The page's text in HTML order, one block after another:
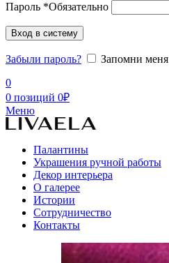
Пароль *Обязательно
Вход в систему
Забыли пароль?
Запомни меня
0
0 позиций 0₽
Меню
Палантины
Украшения ручной работы
Декор интерьера
О галерее
Истории
Сотрудничество
Контакты